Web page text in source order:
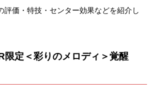
評価・特技・センター効果などを紹介し
限定＜彩りのメロディ＞覚醒